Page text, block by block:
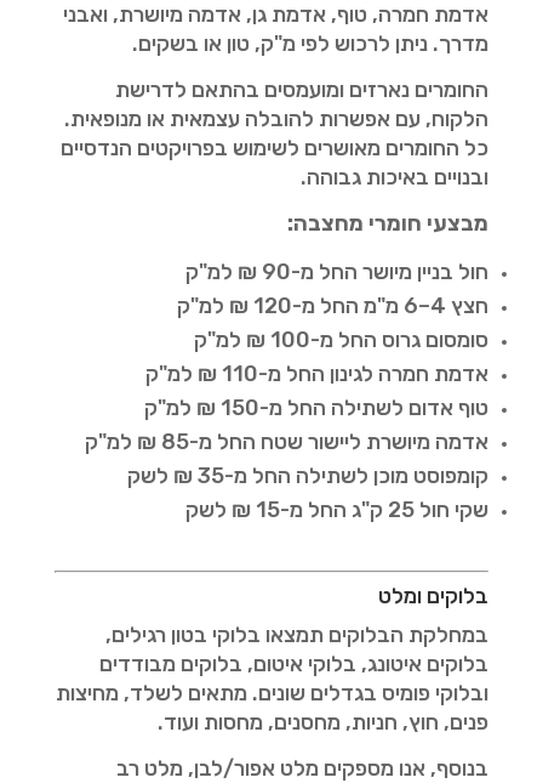
אדמת חמרה, טוף, אדמת גן, אדמה מיושרת, ואבני
מדרך. ניתן לרכוש לפי מ"ק, טון או בשקים.
החומרים נארזים ומועמסים בהתאם לדרישת
הלקוח, עם אפשרות להובלה עצמאית או מנופאית.
כל החומרים מאושרים לשימוש בפרויקטים הנדסיים
ובנויים באיכות גבוהה.
מבצעי חומרי מחצבה:
חול בניין מיושר החל מ-90 ₪ למ"ק
חצץ 4–6 מ"מ החל מ-120 ₪ למ"ק
סומסום גרוס החל מ-100 ₪ למ"ק
אדמת חמרה לגינון החל מ-110 ₪ למ"ק
טוף אדום לשתילה החל מ-150 ₪ למ"ק
אדמה מיושרת ליישור שטח החל מ-85 ₪ למ"ק
קומפוסט מוכן לשתילה החל מ-35 ₪ לשק
שקי חול 25 ק"ג החל מ-15 ₪ לשק
בלוקים ומלט
במחלקת הבלוקים תמצאו בלוקי בטון רגילים,
בלוקים איטונג, בלוקי איטום, בלוקים מבודדים
ובלוקי פומיס בגדלים שונים. מתאים לשלד, מחיצות
פנים, חוץ, חניות, מחסנים, מחסות ועוד.
בנוסף, אנו מספקים מלט אפור/לבן, מלט רב